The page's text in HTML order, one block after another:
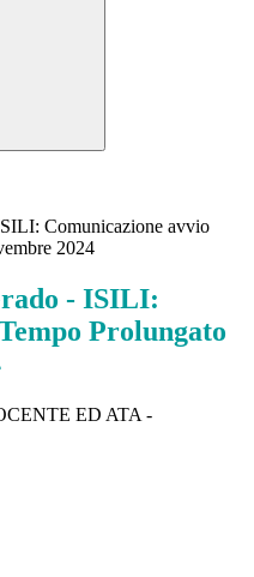
Comunicazione avvio
2024
- ISILI:
Prolungato
ED ATA -